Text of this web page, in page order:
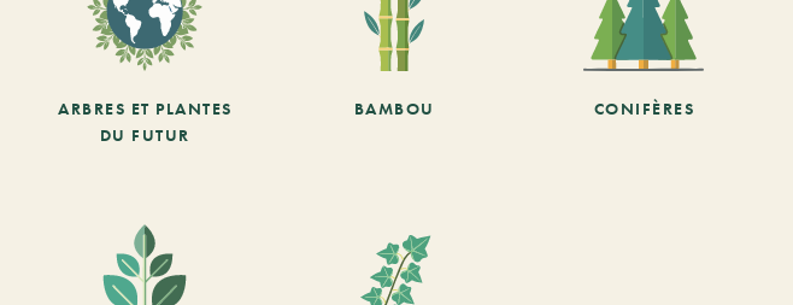
ARBRES ET PLANTES
DU FUTUR
BAMBOU CONIFÈRES